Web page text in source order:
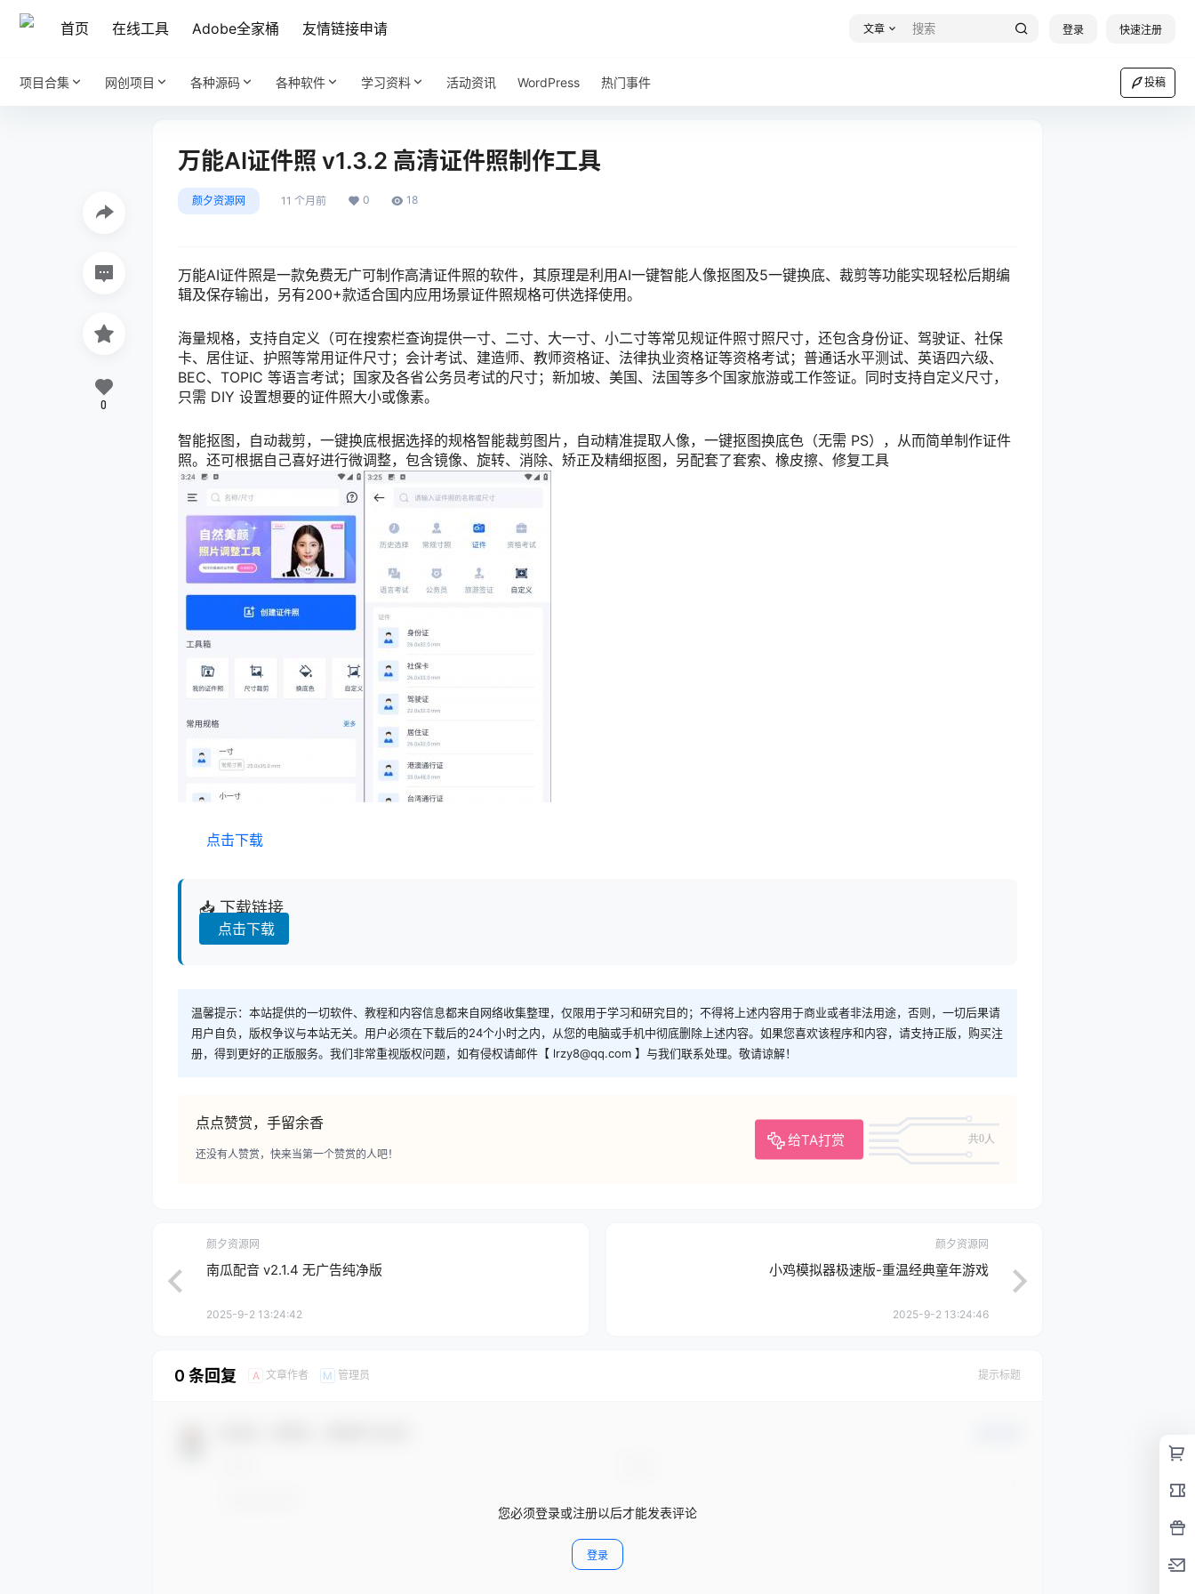
首页 在线工具 Adobe全家桶 友情链接申请 文章 登录 快速注册
项目合集 网创项目 各种源码 各种软件 学习资料 活动资讯 WordPress 热门事件 投稿
万能AI证件照 v1.3.2 高清证件照制作工具
颜夕资源网 11 个月前 0 18
万能AI证件照是一款免费无广可制作高清证件照的软件，其原理是利用AI一键智能人像抠图及5一键换底、裁剪等功能实现轻松后期编
辑及保存输出，另有200+款适合国内应用场景证件照规格可供选择使用。
海量规格，支持自定义（可在搜索栏查询提供一寸、二寸、大一寸、小二寸等常见规证件照寸照尺寸，还包含身份证、驾驶证、社保
卡、居住证、护照等常用证件尺寸；会计考试、建造师、教师资格证、法律执业资格证等资格考试；普通话水平测试、英语四六级、
BEC、TOPIC 等语言考试；国家及各省公务员考试的尺寸；新加坡、美国、法国等多个国家旅游或工作签证。同时支持自定义尺寸，
只需 DIY 设置想要的证件照大小或像素。
智能抠图，自动裁剪，一键换底根据选择的规格智能裁剪图片，自动精准提取人像，一键抠图换底色（无需 PS），从而简单制作证件
照。还可根据自己喜好进行微调整，包含镜像、旋转、消除、矫正及精细抠图，另配套了套索、橡皮擦、修复工具
点击下载
📥 下载链接
点击下载
温馨提示：本站提供的一切软件、教程和内容信息都来自网络收集整理，仅限用于学习和研究目的；不得将上述内容用于商业或者非法用途，否则，一切后果请
用户自负，版权争议与本站无关。用户必须在下载后的24个小时之内，从您的电脑或手机中彻底删除上述内容。如果您喜欢该程序和内容，请支持正版，购买注
册，得到更好的正版服务。我们非常重视版权问题，如有侵权请邮件【 lrzy8@qq.com 】与我们联系处理。敬请谅解！
点点赞赏，手留余香
给TA打赏 共0人
还没有人赞赏，快来当第一个赞赏的人吧！
0
颜夕资源网
南瓜配音 v2.1.4 无广告纯净版
2025-9-2 13:24:42
颜夕资源网
小鸡模拟器极速版-重温经典童年游戏
2025-9-2 13:24:46
0 条回复 A 文章作者 M 管理员 提示标题
您必须登录或注册以后才能发表评论
登录